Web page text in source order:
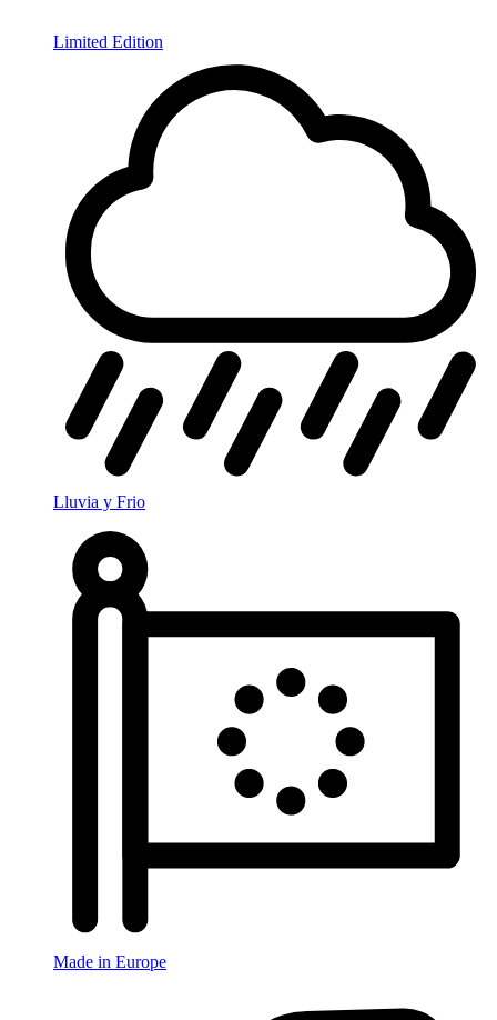
Limited Edition
Lluvia y Frio
Made in Europe